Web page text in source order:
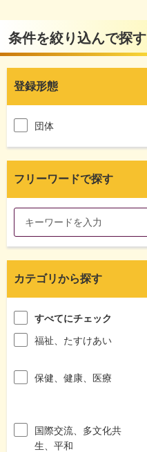
条件を絞り込んで探す
登録形態
団体
フリーワードで探す
カテゴリから探す
すべてにチェック
福祉、たすけあい
保健、健康、医療
国際交流、多文化共
生、平和